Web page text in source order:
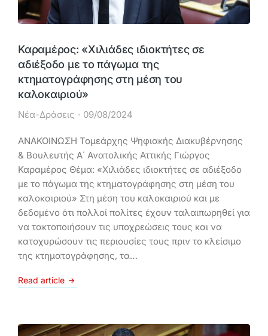
Καραμέρος: «Χιλιάδες ιδιοκτήτες σε
αδιέξοδο με το πάγωμα της
κτηματογράφησης στη μέση του
καλοκαιριού»
Νέα-Δράσεις 09/08/2024
ΑΝΑΚΟΙΝΩΣΗ Τομεάρχης Ψηφιακής Διακυβέρνησης
& Βουλευτής Α΄ Ανατολικής Αττικής Γιώργος
Καραμέρος Θέμα: «Χιλιάδες ιδιοκτήτες σε αδιέξοδο
με το πάγωμα της κτηματογράφησης στη μέση του
καλοκαιριού» Στη μέση του καλοκαιριού και με
δεδομένο ότι πολλοί πολίτες έχουν ταλαιπωρηθεί για
να τακτοποιήσουν τις υποχρεώσεις τους και να
κατοχυρώσουν τις περιουσίες τους πριν το κλείσιμο
της κτηματογράφησης, τα…
Read article